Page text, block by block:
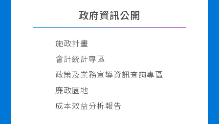
政府資訊公開
施政計畫
會計統計專區
政策及業務宣導資訊查詢專區
廉政園地
成本效益分析報告